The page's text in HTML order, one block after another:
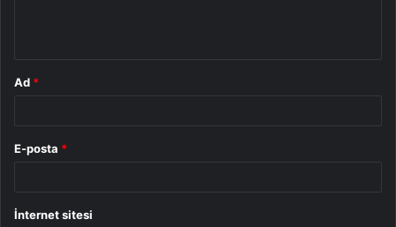
Ad *
E-posta *
İnternet sitesi